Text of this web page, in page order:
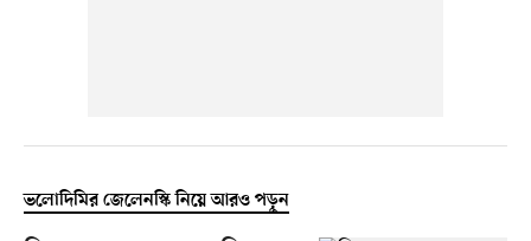
ভলোদিমির জেলেনস্কি নিয়ে আরও পড়ুন